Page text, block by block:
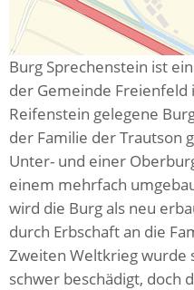
Burg Sprechenstein ist
der Gemeinde Freienfeld
Reifenstein gelegene
der Familie der Trautson
Unter- und einer
einem mehrfach
wird die Burg als neu
durch Erbschaft an die
Zweiten Weltkrieg wurde
schwer beschädigt, doch